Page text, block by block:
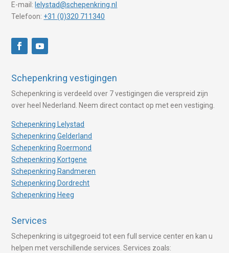
E-mail: lelystad@schepenkring.nl
Telefoon: +31 (0)320 711340
Schepenkring vestigingen
Schepenkring is verdeeld over 7 vestigingen die verspreid zijn
over heel Nederland. Neem direct contact op met een vestiging.
Schepenkring Lelystad
Schepenkring Gelderland
Schepenkring Roermond
Schepenkring Kortgene
Schepenkring Randmeren
Schepenkring Dordrecht
Schepenkring Heeg
Services
Schepenkring is uitgegroeid tot een full service center en kan u
helpen met verschillende services. Services zoals: